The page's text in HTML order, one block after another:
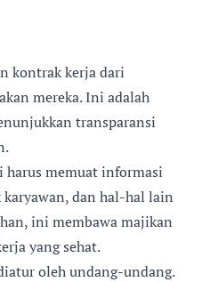
kontrak kerja dari
mereka. Ini adalah
transparansi
memuat informasi
dan hal-hal lain
ini membawa majikan
yang sehat.
oleh undang-undang.